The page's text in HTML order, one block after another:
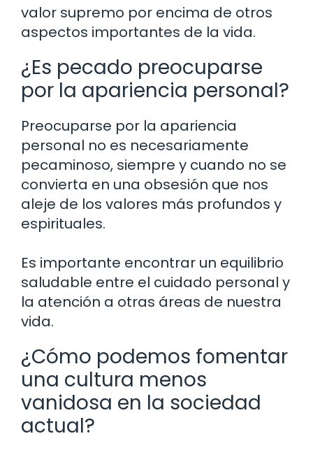
valor supremo por encima de otros
aspectos importantes de la vida.
¿Es pecado preocuparse
por la apariencia personal?
Preocuparse por la apariencia
personal no es necesariamente
pecaminoso, siempre y cuando no se
convierta en una obsesión que nos
aleje de los valores más profundos y
espirituales.
Es importante encontrar un equilibrio
saludable entre el cuidado personal y
la atención a otras áreas de nuestra
vida.
¿Cómo podemos fomentar
una cultura menos
vanidosa en la sociedad
actual?